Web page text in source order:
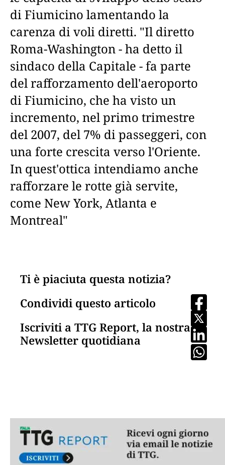
di Fiumicino lamentando la
carenza di voli diretti. "Il diretto
Roma-Washington - ha detto il
sindaco della Capitale - fa parte
del rafforzamento dell'aeroporto
di Fiumicino, che ha visto un
incremento, nel primo trimestre
del 2007, del 7% di passeggeri, con
una forte crescita verso l'Oriente.
In quest'ottica intendiamo anche
rafforzare le rotte già servite,
come New York, Atlanta e
Montreal"
Ti è piaciuta questa notizia?
Condividi questo articolo
Iscriviti a TTG Report, la nostra
Newsletter quotidiana